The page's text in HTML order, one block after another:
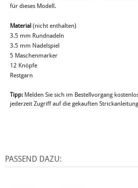
für dieses Modell.
Material (nicht enthalten)
3.5 mm Rundnadeln
3.5 mm Nadelspiel
5 Maschenmarker
12 Knöpfe
Restgarn
Tipp: Melden Sie sich im Bestellvorgang
jederzeit Zugriff auf die gekauften
PASSEND DAZU: